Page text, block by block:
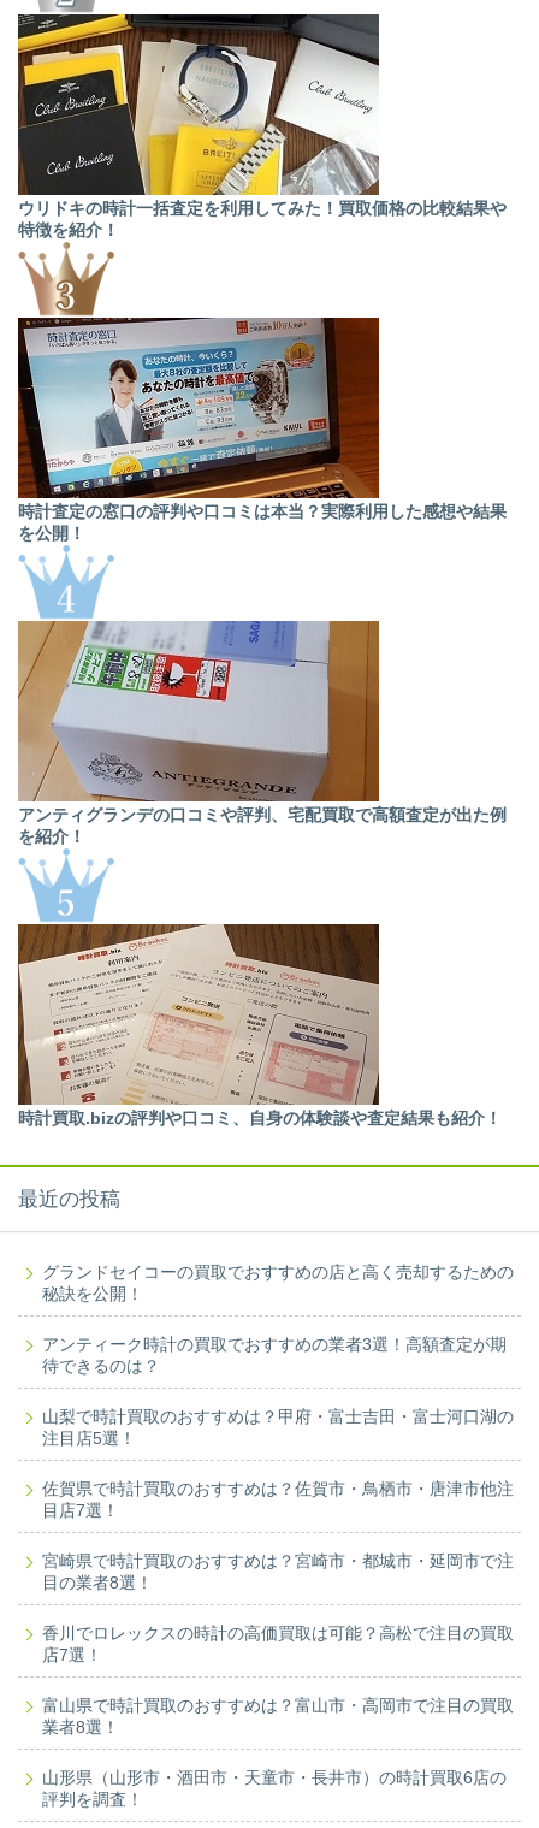
ウリドキの時計一括査定を利用してみた！買取価格の比較結果や
特徴を紹介！
時計査定の窓口の評判や口コミは本当？実際利用した感想や結果
を公開！
アンティグランデの口コミや評判、宅配買取で高額査定が出た例
を紹介！
時計買取.bizの評判や口コミ、自身の体験談や査定結果も紹介！
最近の投稿
グランドセイコーの買取でおすすめの店と高く売却するための
秘訣を公開！
アンティーク時計の買取でおすすめの業者3選！高額査定が期
待できるのは？
山梨で時計買取のおすすめは？甲府・富士吉田・富士河口湖の
注目店5選！
佐賀県で時計買取のおすすめは？佐賀市・鳥栖市・唐津市他注
目店7選！
宮崎県で時計買取のおすすめは？宮崎市・都城市・延岡市で注
目の業者8選！
香川でロレックスの時計の高価買取は可能？高松で注目の買取
店7選！
富山県で時計買取のおすすめは？富山市・高岡市で注目の買取
業者8選！
山形県（山形市・酒田市・天童市・長井市）の時計買取6店の
評判を調査！